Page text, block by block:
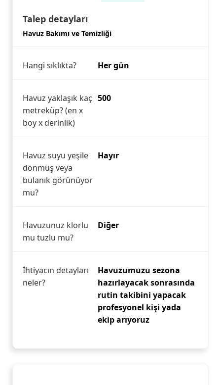
Talep detayları
Havuz Bakımı ve Temizliği
Hangi sıklıkta? Her gün
Havuz yaklaşık kaç
metreküp? (en x
boy x derinlik)
500
Havuz suyu yeşile
dönmüş veya
bulanık görünüyor
mu?
Hayır
Havuzunuz klorlu
mu tuzlu mu?
Diğer
İhtiyacın detayları
neler?
Havuzumuzu sezona
hazırlayacak sonrasında
rutin takibini yapacak
profesyonel kişi yada
ekip arıyoruz